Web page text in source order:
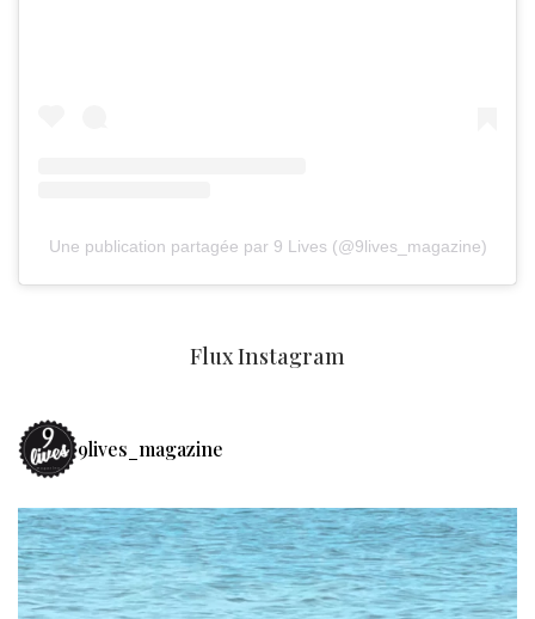
Une publication partagée par 9 Lives (@9lives_magazine)
Flux Instagram
9lives_magazine